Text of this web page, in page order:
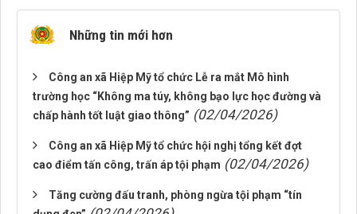
Những tin mới hơn
Công an xã Hiệp Mỹ tổ chức Lễ ra mắt Mô hình
trường học “Không ma túy, không bạo lực học đường và
chấp hành tốt luật giao thông” (02/04/2026)
Công an xã Hiệp Mỹ tổ chức hội nghị tổng kết đợt
cao điểm tấn công, trấn áp tội phạm (02/04/2026)
Tăng cường đấu tranh, phòng ngừa tội phạm “tín